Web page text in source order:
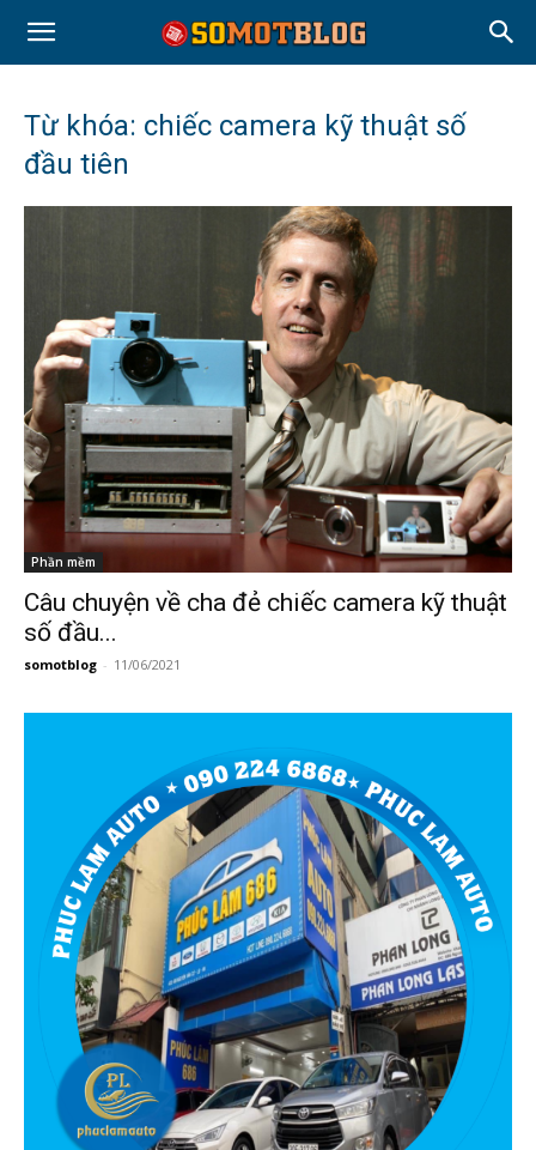
Từ khóa: chiếc camera kỹ thuật số
đầu tiên
Phần mềm
Câu chuyện về cha đẻ chiếc camera kỹ thuật
số đầu...
somotblog - 11/06/2021